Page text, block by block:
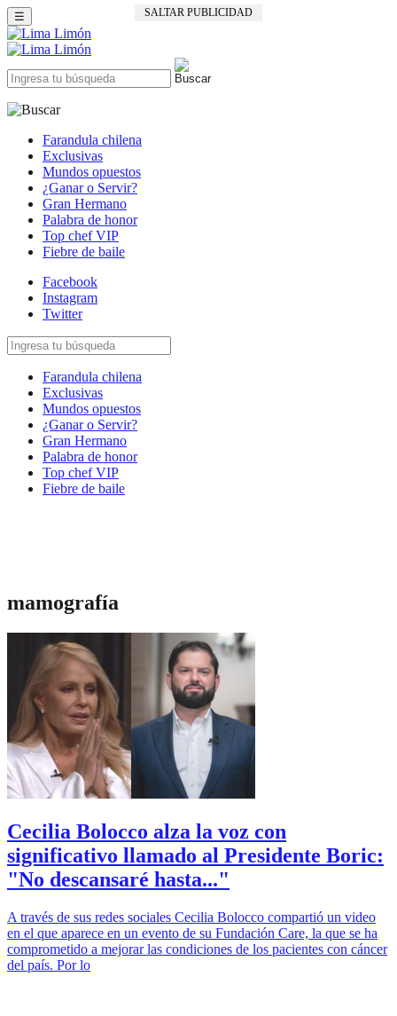
SALTAR PUBLICIDAD
☰
Farandula chilena
Exclusivas
Mundos opuestos
¿Ganar o Servir?
Gran Hermano
Palabra de honor
Top chef VIP
Fiebre de baile
Facebook
Instagram
Twitter
Farandula chilena
Exclusivas
Mundos opuestos
¿Ganar o Servir?
Gran Hermano
Palabra de honor
Top chef VIP
Fiebre de baile
mamografía
Cecilia Bolocco alza la voz con
significativo llamado al Presidente Boric:
"No descansaré hasta..."
A través de sus redes sociales Cecilia Bolocco compartió un video
en el que aparece en un evento de su Fundación Care, la que se ha
comprometido a mejorar las condiciones de los pacientes con cáncer
del país. Por lo